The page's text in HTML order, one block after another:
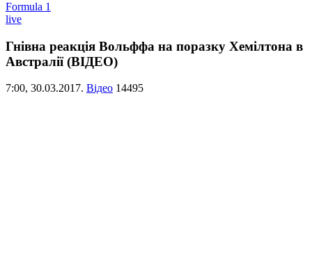
Formula 1
live
Гнівна реакція Вольффа на поразку Хемілтона в
Австралії (ВІДЕО)
7:00, 30.03.2017. Відео 14495